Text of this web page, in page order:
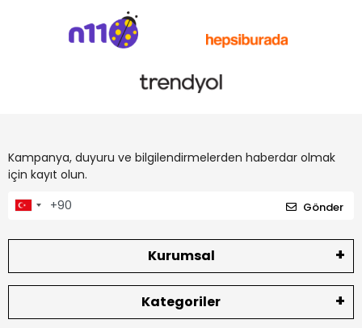
Kampanya, duyuru ve bilgilendirmelerden haberdar olmak
için kayıt olun.
Gönder
Kurumsal
Kategoriler